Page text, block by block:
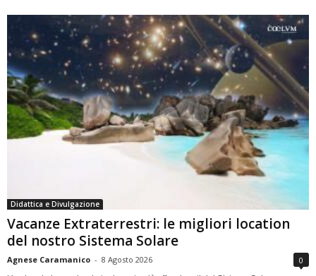
Didattica e Divulgazione
Vacanze Extraterrestri: le migliori location
del nostro Sistema Solare
Agnese Caramanico - 8 Agosto 2026 0